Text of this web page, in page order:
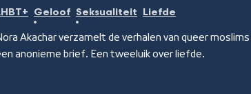
Geloof Seksualiteit Liefde
Akachar verzamelt de verhalen van queer
anonieme brief. Een tweeluik over liefde.